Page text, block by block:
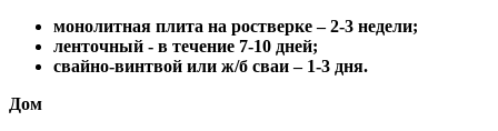
монолитная плита на ростверке – 2-3 недели;
ленточный - в течение 7-10 дней;
свайно-винтвой или ж/б сваи – 1-3 дня.
Дом